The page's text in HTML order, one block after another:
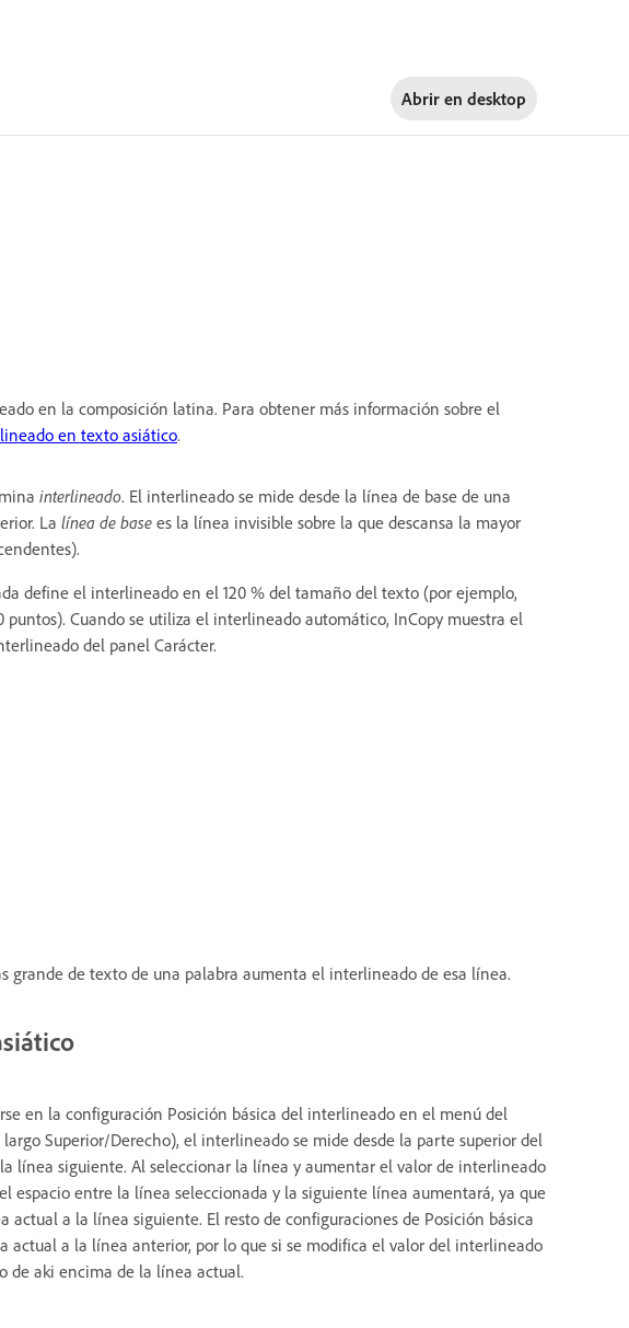
Abrir en desktop
en la composición latina. Para obtener más información sobre el
en texto asiático.
interlineado. El interlineado se mide desde la línea de base de una
La línea de base es la línea invisible sobre la que descansa la mayor
define el interlineado en el 120 % del tamaño del texto (por ejemplo,
Cuando se utiliza el interlineado automático, InCopy muestra el
del panel Carácter.
grande de texto de una palabra aumenta el interlineado de esa línea.
en la configuración Posición básica del interlineado en el menú del
Superior/Derecho), el interlineado se mide desde la parte superior del
línea siguiente. Al seleccionar la línea y aumentar el valor de interlineado
espacio entre la línea seleccionada y la siguiente línea aumentará, ya que
a la línea siguiente. El resto de configuraciones de Posición básica
a la línea anterior, por lo que si se modifica el valor del interlineado
de aki encima de la línea actual.